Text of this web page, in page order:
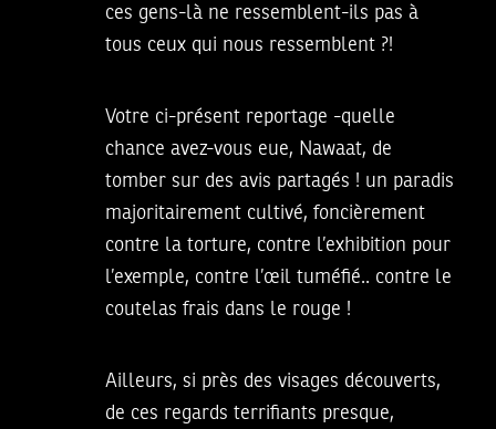
ces gens-là ne ressemblent-ils pas à
tous ceux qui nous ressemblent ?!
Votre ci-présent reportage -quelle
chance avez-vous eue, Nawaat, de
tomber sur des avis partagés ! un paradis
majoritairement cultivé, foncièrement
contre la torture, contre l’exhibition pour
l’exemple, contre l’œil tuméfié.. contre le
coutelas frais dans le rouge !
Ailleurs, si près des visages découverts,
de ces regards terrifiants presque,